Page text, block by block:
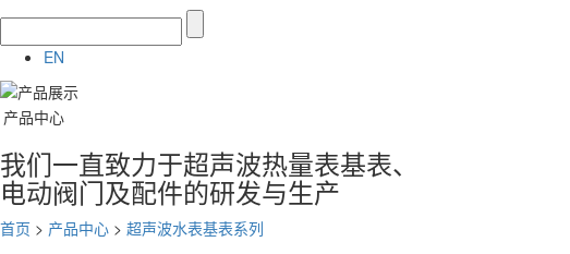
EN
产品中心
我们一直致力于超声波热量表基表、
电动阀门及配件的研发与生产
首页 > 产品中心 > 超声波水表基表系列